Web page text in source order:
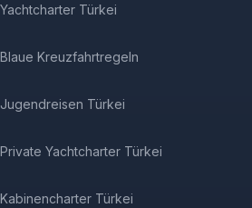
Yachtcharter Türkei
Blaue Kreuzfahrtregeln
Jugendreisen Türkei
Private Yachtcharter Türkei
Kabinencharter Türkei